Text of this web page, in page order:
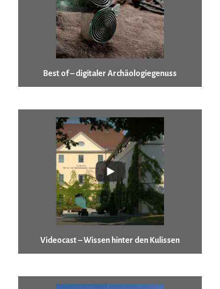
Best of – digitaler Archäologiegenuss
Videocast – Wissen hinter den Kulissen